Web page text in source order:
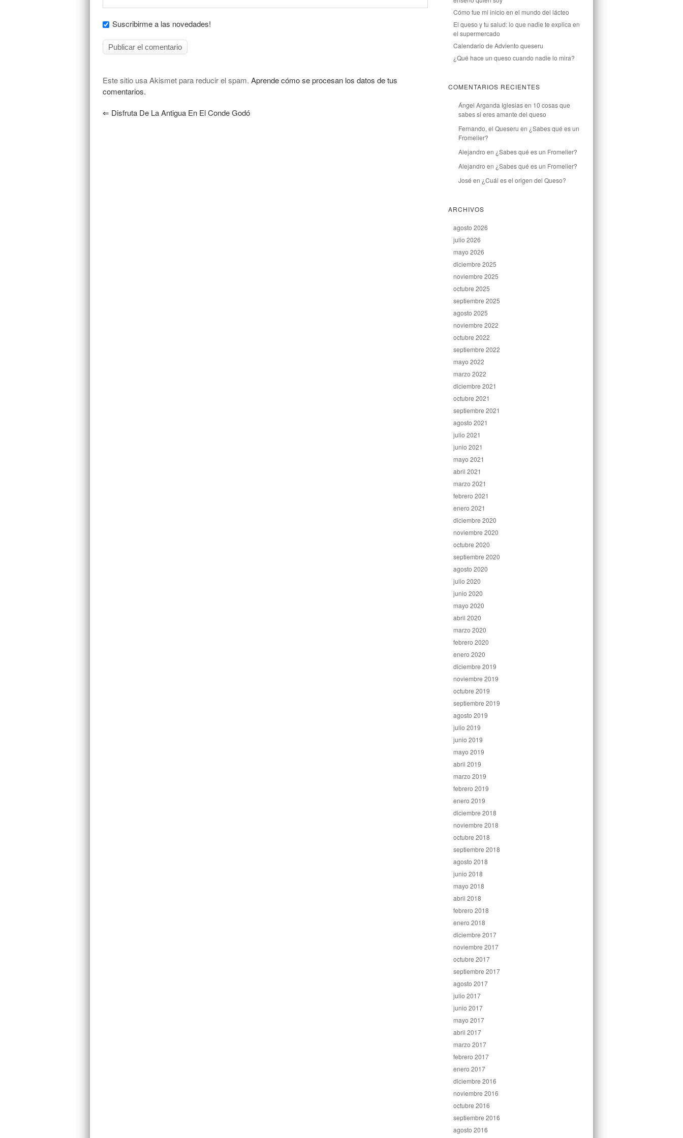
Suscribirme a las novedades!
Este sitio usa Akismet para reducir el spam. Aprende cómo se procesan los datos de tus
comentarios.
⇐ Disfruta De La Antigua En El Conde Godó
Cómo fue mi inicio en el mundo del lácteo
El queso y tu salud: lo que nadie te explica en
el supermercado
Calendario de Adviento queseru
¿Qué hace un queso cuando nadie lo mira?
COMENTARIOS RECIENTES
Ángel Arganda Iglesiasen 10 cosas que
sabes si eres amante del queso
Fernando, el Queseru en ¿Sabes qué es un
Fromelier?
Alejandro en ¿Sabes qué es un Fromelier?
Alejandro en ¿Sabes qué es un Fromelier?
José en ¿Cuál es el origen del Queso?
ARCHIVOS
agosto 2026
julio 2026
mayo 2026
diciembre 2025
noviembre 2025
octubre 2025
septiembre 2025
agosto 2025
noviembre 2022
octubre 2022
septiembre 2022
mayo 2022
marzo 2022
diciembre 2021
octubre 2021
septiembre 2021
agosto 2021
julio 2021
junio 2021
mayo 2021
abril 2021
marzo 2021
febrero 2021
enero 2021
diciembre 2020
noviembre 2020
octubre 2020
septiembre 2020
agosto 2020
julio 2020
junio 2020
mayo 2020
abril 2020
marzo 2020
febrero 2020
enero 2020
diciembre 2019
noviembre 2019
octubre 2019
septiembre 2019
agosto 2019
julio 2019
junio 2019
mayo 2019
abril 2019
marzo 2019
febrero 2019
enero 2019
diciembre 2018
noviembre 2018
octubre 2018
septiembre 2018
agosto 2018
junio 2018
mayo 2018
abril 2018
febrero 2018
enero 2018
diciembre 2017
noviembre 2017
octubre 2017
septiembre 2017
agosto 2017
julio 2017
junio 2017
mayo 2017
abril 2017
marzo 2017
febrero 2017
enero 2017
diciembre 2016
noviembre 2016
octubre 2016
septiembre 2016
agosto 2016